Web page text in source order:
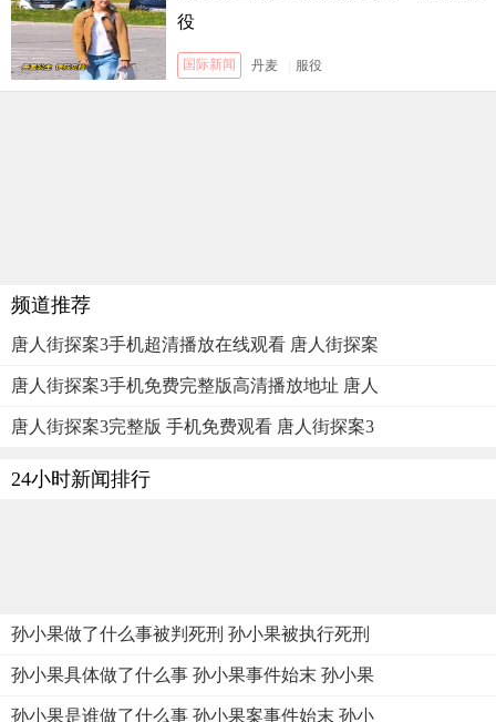
役
国际新闻 丹麦 服役
频道推荐
唐人街探案3手机超清播放在线观看 唐人街探案
唐人街探案3手机免费完整版高清播放地址 唐人
唐人街探案3完整版 手机免费观看 唐人街探案3
24小时新闻排行
孙小果做了什么事被判死刑 孙小果被执行死刑
孙小果具体做了什么事 孙小果事件始末 孙小果
孙小果是谁做了什么事 孙小果案事件始末 孙小